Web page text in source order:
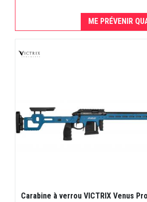
ME PRÉVENIR
Carabine à verrou VICTRIX Venus